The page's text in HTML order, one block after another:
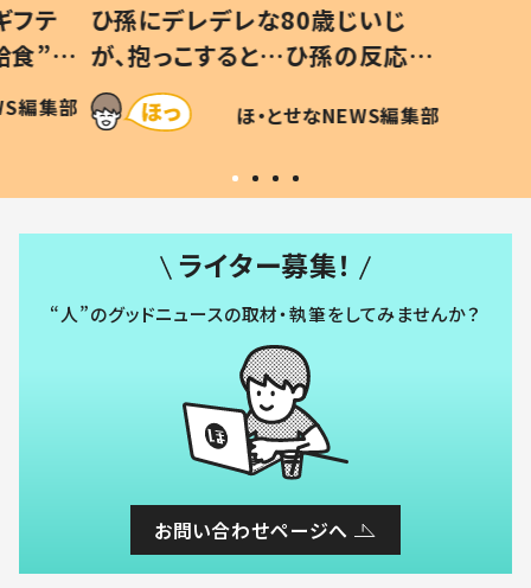
フテ
食”を
親
編集部
ひ孫にデレデレな80歳じいじ
が、抱っこすると…ひ孫の反応に
「涙が出ました」「可愛くて仕方な
い」
ほ・とせなNEWS編集部
ライター募集！
“人”のグッドニュースの取材・執筆をしてみませんか？
お問い合わせページへ